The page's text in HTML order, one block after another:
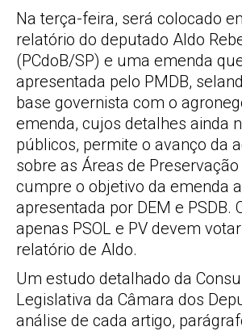
Na terça-feira, será colocado
relatório do deputado Aldo
(PCdoB/SP) e uma emenda
apresentada pelo PMDB,
base governista com o
emenda, cujos detalhes ainda
públicos, permite o avanço da
sobre as Áreas de
cumpre o objetivo da emenda
apresentada por DEM e PSDB.
apenas PSOL e PV devem
relatório de Aldo.
Um estudo detalhado da
Legislativa da Câmara dos
análise de cada artigo,